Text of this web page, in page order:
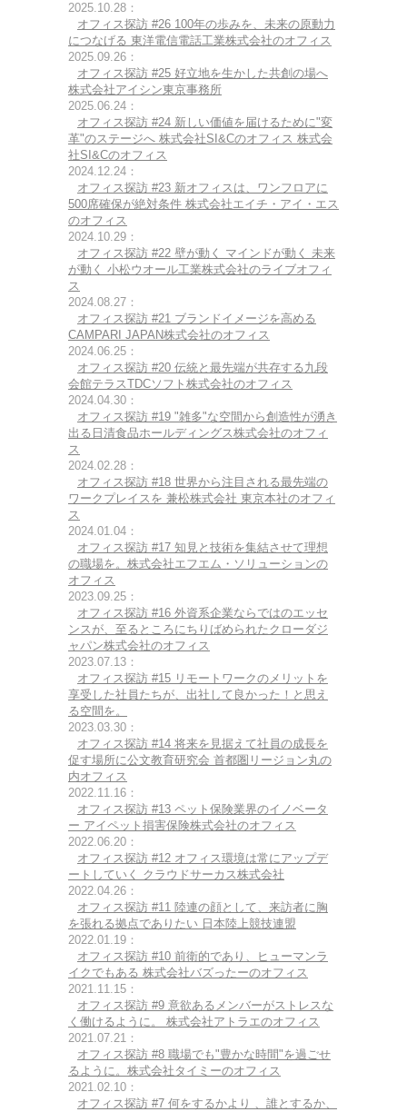
2025.10.28：
オフィス探訪 #26 100年の歩みを、未来の原動力
につなげる 東洋電信電話工業株式会社のオフィス
2025.09.26：
オフィス探訪 #25 好立地を生かした共創の場へ
株式会社アイシン東京事務所
2025.06.24：
オフィス探訪 #24 新しい価値を届けるために"変
革"のステージへ 株式会社SI&Cのオフィス 株式会
社SI&Cのオフィス
2024.12.24：
オフィス探訪 #23 新オフィスは、ワンフロアに
500席確保が絶対条件 株式会社エイチ・アイ・エス
のオフィス
2024.10.29：
オフィス探訪 #22 壁が動く マインドが動く 未来
が動く 小松ウオール工業株式会社のライブオフィ
ス
2024.08.27：
オフィス探訪 #21 ブランドイメージを高める
CAMPARI JAPAN株式会社のオフィス
2024.06.25：
オフィス探訪 #20 伝統と最先端が共存する九段
会館テラスTDCソフト株式会社のオフィス
2024.04.30：
オフィス探訪 #19 "雑多"な空間から創造性が湧き
出る日清食品ホールディングス株式会社のオフィ
ス
2024.02.28：
オフィス探訪 #18 世界から注目される最先端の
ワークプレイスを 兼松株式会社 東京本社のオフィ
ス
2024.01.04：
オフィス探訪 #17 知見と技術を集結させて理想
の職場を。株式会社エフエム・ソリューションの
オフィス
2023.09.25：
オフィス探訪 #16 外資系企業ならではのエッセ
ンスが、至るところにちりばめられたクローダジ
ャパン株式会社のオフィス
2023.07.13：
オフィス探訪 #15 リモートワークのメリットを
享受した社員たちが、出社して良かった！と思え
る空間を。
2023.03.30：
オフィス探訪 #14 将来を見据えて社員の成長を
促す場所に公文教育研究会 首都圏リージョン丸の
内オフィス
2022.11.16：
オフィス探訪 #13 ペット保険業界のイノベータ
ー アイペット損害保険株式会社のオフィス
2022.06.20：
オフィス探訪 #12 オフィス環境は常にアップデ
ートしていく クラウドサーカス株式会社
2022.04.26：
オフィス探訪 #11 陸連の顔として、来訪者に胸
を張れる拠点でありたい 日本陸上競技連盟
2022.01.19：
オフィス探訪 #10 前衛的であり、ヒューマンラ
イクでもある 株式会社バズったーのオフィス
2021.11.15：
オフィス探訪 #9 意欲あるメンバーがストレスな
く働けるように。 株式会社アトラエのオフィス
2021.07.21：
オフィス探訪 #8 職場でも"豊かな時間"を過ごせ
るように。株式会社タイミーのオフィス
2021.02.10：
オフィス探訪 #7 何をするかより 、誰とするか、